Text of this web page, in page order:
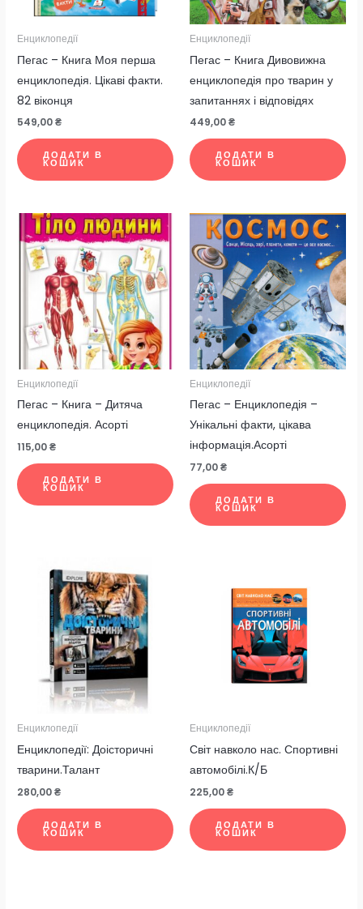
Енциклопедії
Пегас – Книга Моя перша
енциклопедія. Цікаві факти.
82 віконця
549,00₴
ДОДАТИ В
КОШИК
Енциклопедії
Пегас – Книга Дивовижна
енциклопедія про тварин у
запитаннях і відповідях
449,00₴
ДОДАТИ В
КОШИК
Енциклопедії
Пегас – Книга – Дитяча
енциклопедія. Асорті
115,00₴
ДОДАТИ В
КОШИК
Енциклопедії
Пегас – Енциклопедія –
Унікальні факти, цікава
інформація.Асорті
77,00₴
ДОДАТИ В
КОШИК
Енциклопедії
Енциклопедії: Доісторичні
тварини.Талант
280,00₴
ДОДАТИ В
КОШИК
Енциклопедії
Світ навколо нас. Спортивні
автомобілі.К/Б
225,00₴
ДОДАТИ В
КОШИК